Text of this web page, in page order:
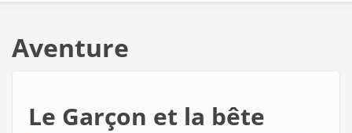
Aventure
Le Garçon et la bête